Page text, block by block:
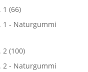
1 (66)
1 - Naturgummi
2 (100)
2 - Naturgummi